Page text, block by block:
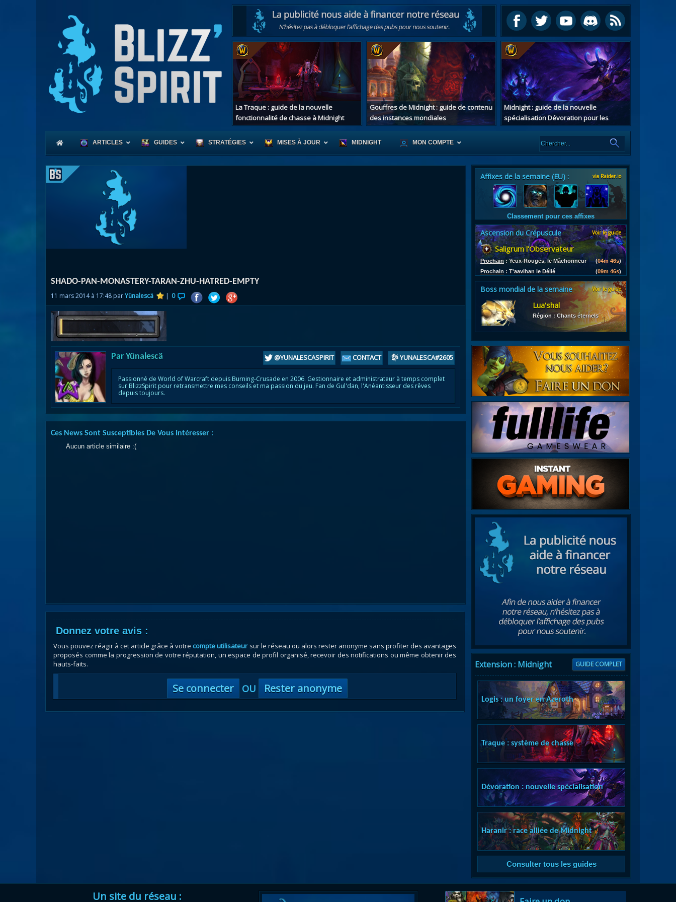
La Traque : guide de la nouvelle
fonctionnalité de chasse à Midnight
Gouffres de Midnight : guide de contenu
des instances mondiales
Midnight : guide de la nouvelle
spécialisation Dévoration pour les
chasseurs de démons
ARTICLES GUIDES
Les ensembles d'armures
STRATÉGIES MISES À JOUR MIDNIGHT MON COMPTE
SHADO-PAN-MONASTERY-TARAN-ZHU-HATRED-EMPTY
11 mars 2014 à 17:48 parYünalescä | 0
Par Yünalescä YUNALESCA#2605
CONTACT
@YUNALESCASPIRIT
Passionné de World of Warcraft depuis Burning-Crusade en 2006. Gestionnaire et administrateur à temps complet
sur BlizzSpirit pour retransmettre mes conseils et ma passion du jeu. Fan de Gul'dan, l'Anéantisseur des rêves
depuis toujours.
Ces News Sont Susceptibles De Vous Intéresser :
Aucun article similaire :(
Donnez votre avis :
Vous pouvez réagir à cet article grâce à votre compte utilisateursur le réseau ou alors rester anonyme sans profiter des avantages
proposés comme la progression de votre réputation, un espace de profil organisé, recevoir des notifications ou même obtenir des
hauts-faits.
Se connecter OU Rester anonyme
Affixes de la semaine (EU) : via Raider.io
Classement pour ces affixes
Ascension du Crépuscule Voir le guide
Saligrum l'Observateur
Prochain : Yeux-Rouges, le Mâchonneur (04m 45s)
Prochain : T'aavihan le Délié (09m 45s)
Boss mondial de la semaine Voir le guide
Lua'shal
Région : Chants éternels
Extension : Midnight GUIDE COMPLET
Logis : un foyer en Azeroth
Traque : système de chasse
Dévoration : nouvelle spécialisation
Haranir : race alliée de Midnight
Consulter tous les guides
Un site du réseau :